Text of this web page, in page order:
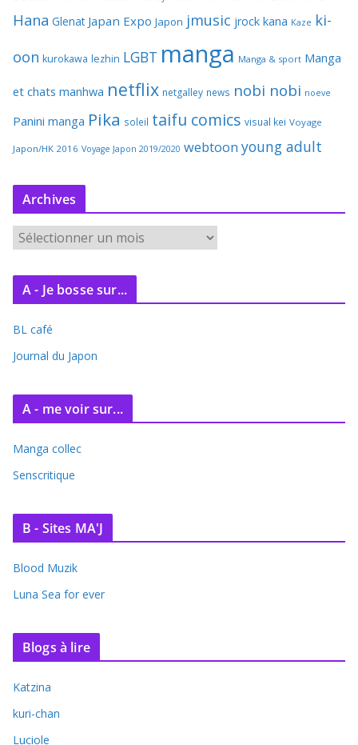
Hana Glenat Japan Expo Japon jmusic jrock kana Kaze ki-
oon kurokawa lezhin LGBT manga Manga & sport Manga
et chats manhwa netflix netgalley news nobi nobi noeve
Panini manga Pika soleil taifu comics visual kei Voyage
Japon/HK 2016 Voyage Japon 2019/2020 webtoon young adult
Archives
r
c
v
e
A - Je bosse sur...
BL café
Journal du Japon
A - me voir sur...
Manga collec
Senscritique
B - Sites MA'J
Blood Muzik
Luna Sea for ever
Blogs à lire
Katzina
kuri-chan
Luciole